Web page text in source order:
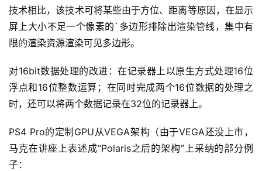
技术相比，该技术可将某些由于方位、距离等原因，在显示
屏上大小不足一个像素的`多边形排除出渲染管线，集中有
限的渲染资源渲染可见多边形。
对16bit数据处理的改进：在记录器上以原生方式处理16位
浮点和16位整数运算；在同时完成两个16位数据的处理之
时，还可以将两个数据记录在32位的记录器上。
PS4 Pro的定制GPU从VEGA架构（由于VEGA还没上市，
马克在讲座上表述成“Polaris之后的架构”上采纳的部分例
子：